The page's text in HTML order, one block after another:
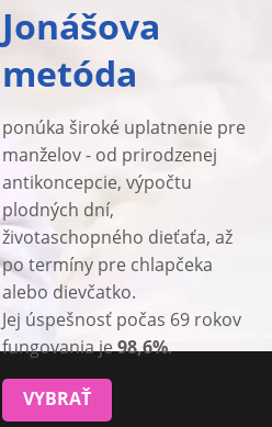
Jonášova
metóda
ponúka široké uplatnenie pre
manželov - od prirodzenej
antikoncepcie, výpočtu
plodných dní,
životaschopného dieťaťa, až
po termíny pre chlapčeka
alebo dievčatko.
Jej úspešnosť počas 69 rokov
fungovania je98,6%.
VYBRAŤ